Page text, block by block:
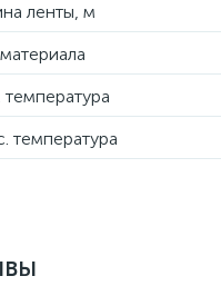
ленты, м
температура